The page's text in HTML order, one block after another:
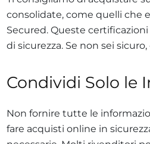
consolidate, come quelli che
Secured. Queste
di sicurezza. Se non sei
Condividi Solo le
Non fornire tutte le
fare acquisti online in